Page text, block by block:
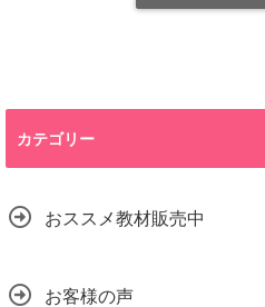
カテゴリー
おススメ教材販売中
お客様の声